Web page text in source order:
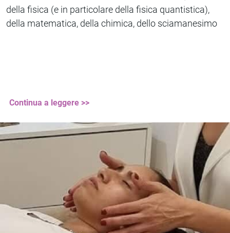
della fisica (e in particolare della fisica quantistica),
della matematica, della chimica, dello sciamanesimo
Continua a leggere >>